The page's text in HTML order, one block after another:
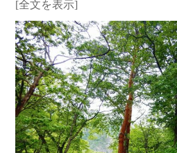
[全文を表示]